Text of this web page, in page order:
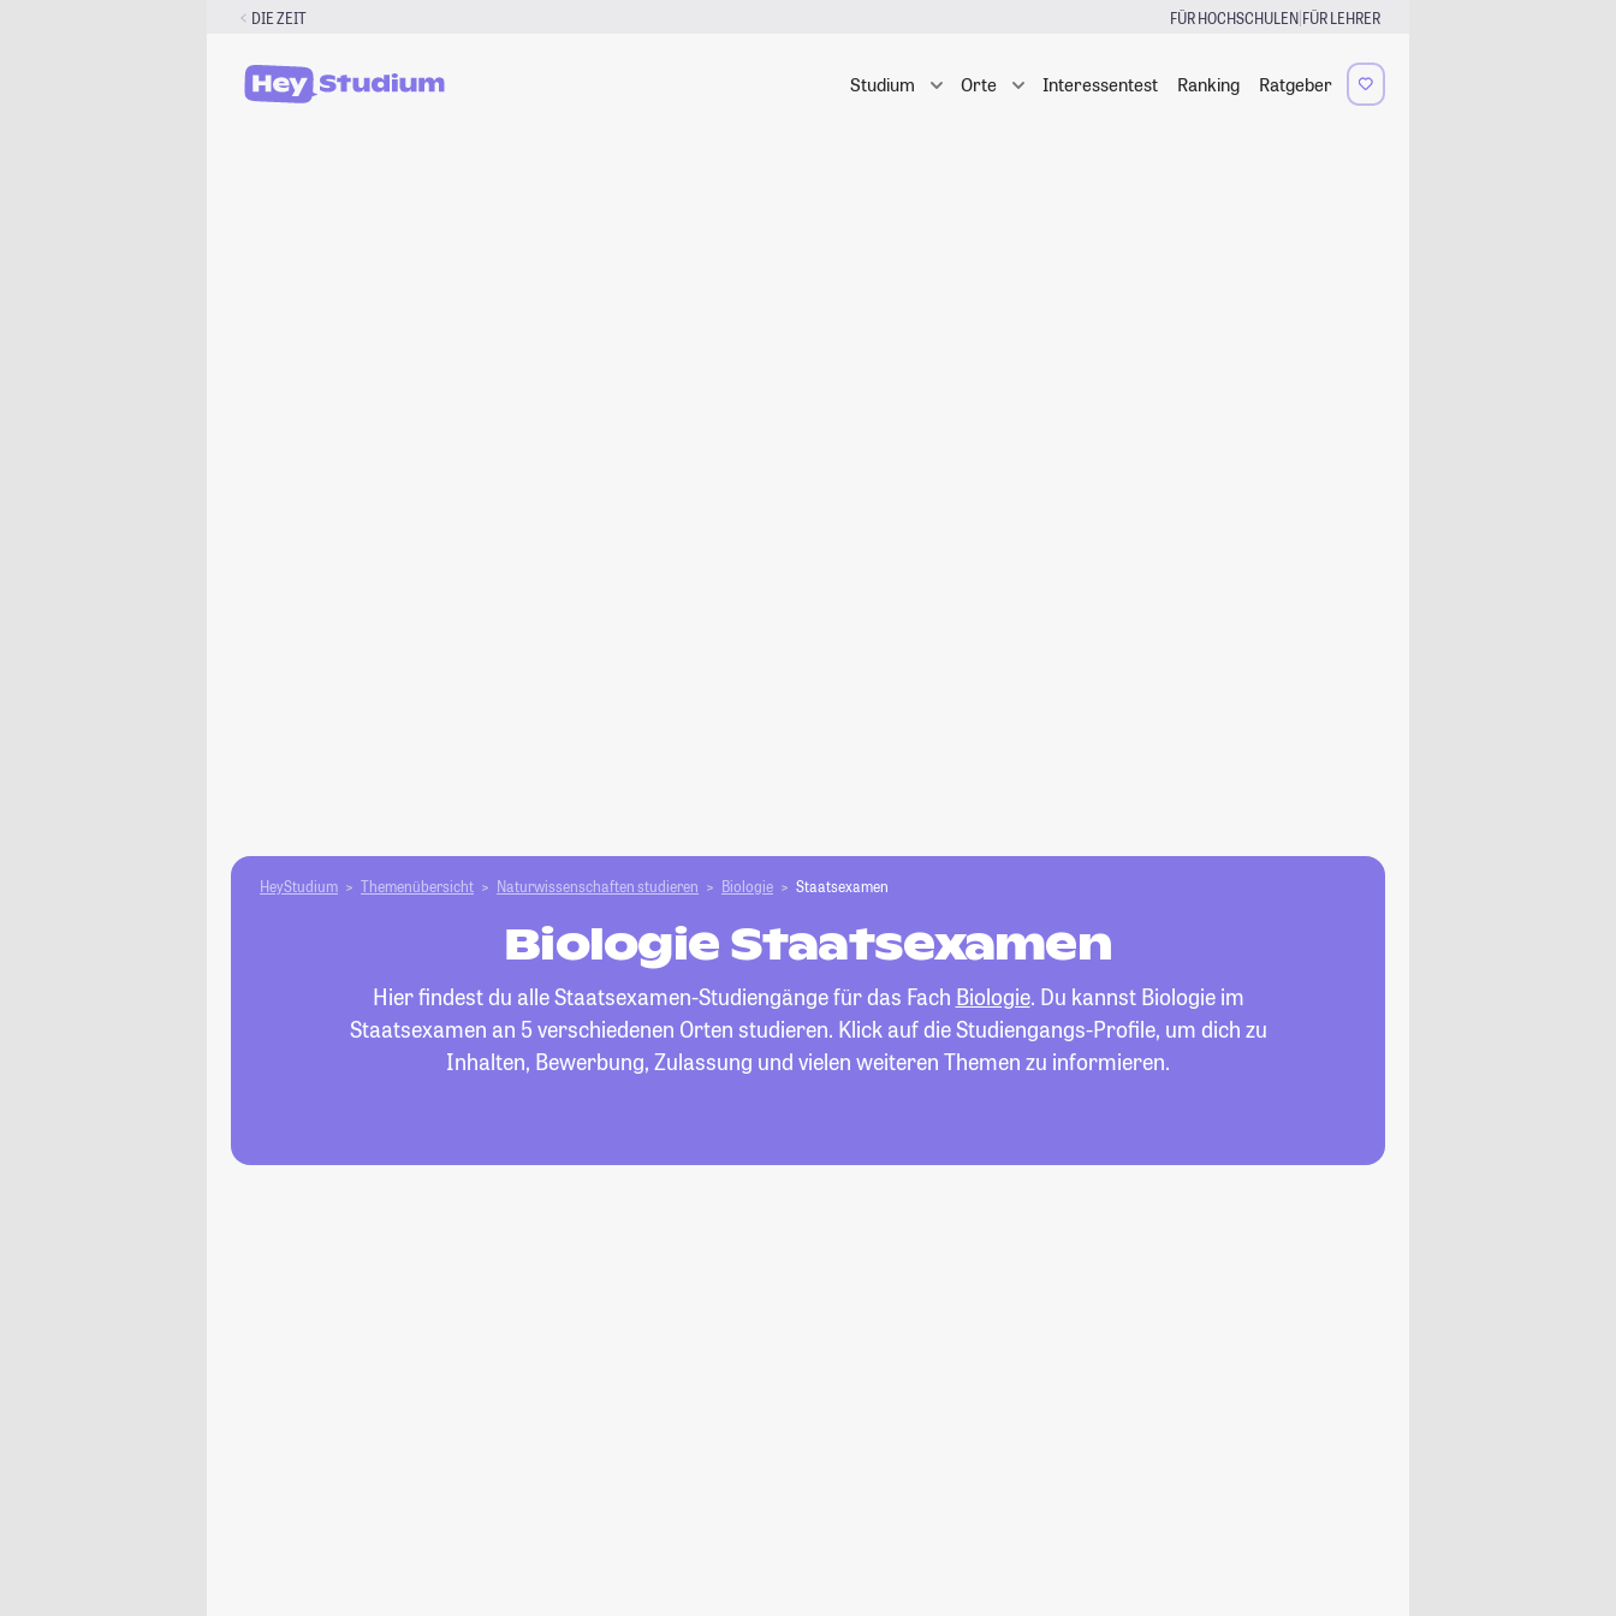
DIE ZEIT FÜR HOCHSCHULEN|FÜR LEHRER
Studium Orte Interessentest Ranking Ratgeber
HeyStudium Themenübersicht Natur­wissenschaften studieren Biologie Staatsexamen
Biologie Staatsexamen
Hier findest du alle Staatsexamen-Studiengänge für das Fach Biologie. Du kannst Biologie im
Staatsexamen an 5 verschiedenen Orten studieren. Klick auf die Studiengangs-Profile, um dich zu
Inhalten, Bewerbung, Zulassung und vielen weiteren Themen zu informieren.